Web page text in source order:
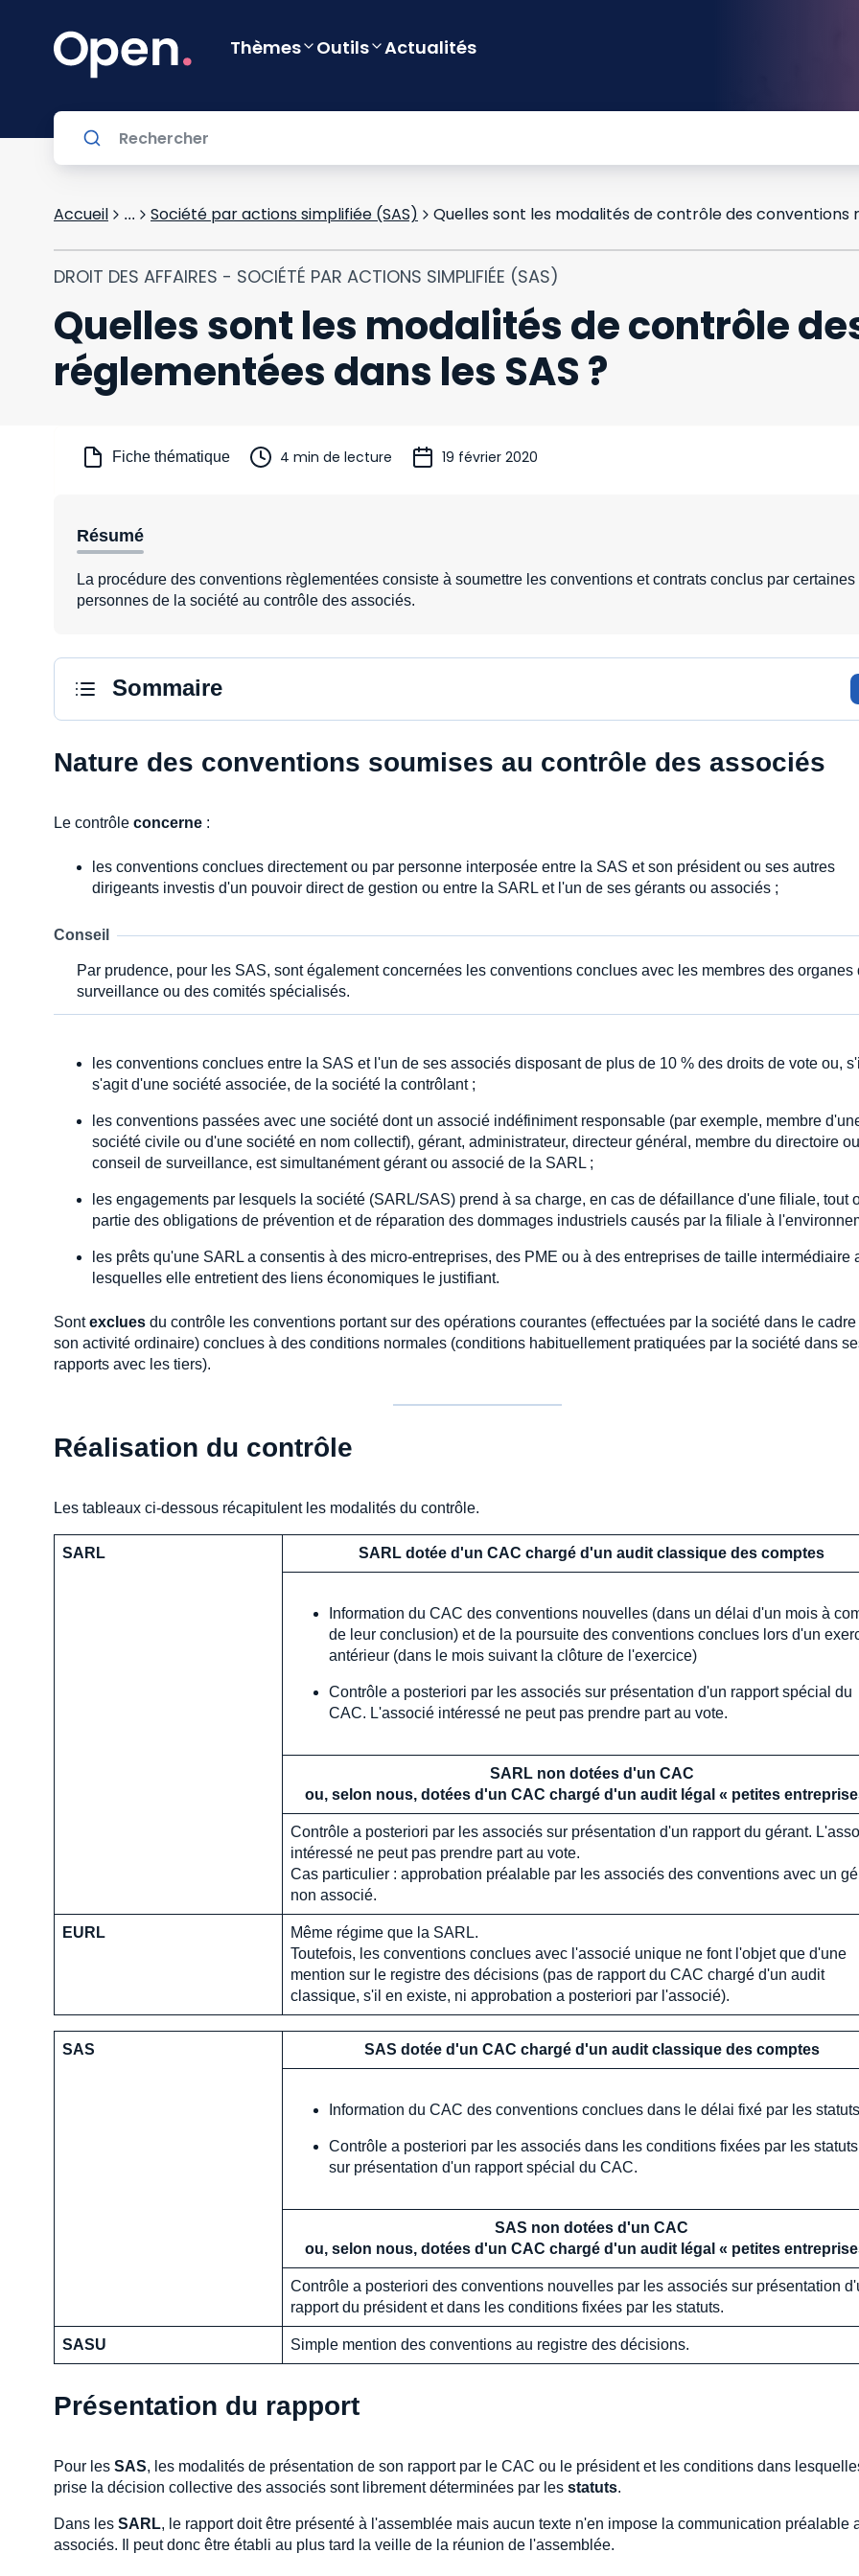
Thèmes Outils Actualités
Accueil ... Société par actions simplifiée (SAS) Quelles sont les modalités de contrôle des conventions
DROIT DES AFFAIRES - SOCIÉTÉ PAR ACTIONS SIMPLIFIÉE (SAS)
Quelles sont les modalités de contrôle
réglementées dans les SAS ?
Fiche thématique 4 min de lecture 19 février 2020
Résumé
La procédure des conventions règlementées consiste à soumettre les conventions et contrats conclus par certaines
personnes de la société au contrôle des associés.
Sommaire
Nature des conventions soumises au contrôle des associés
Le contrôle concerne :
les conventions conclues directement ou par personne interposée entre la SAS et son président ou ses autres
dirigeants investis d'un pouvoir direct de gestion ou entre la SARL et l'un de ses gérants ou associés ;
Conseil
Par prudence, pour les SAS, sont également concernées les conventions conclues avec les membres des organes
surveillance ou des comités spécialisés.
les conventions conclues entre la SAS et l'un de ses associés disposant de plus de 10 % des droits de vote ou, s'il
s'agit d'une société associée, de la société la contrôlant ;
les conventions passées avec une société dont un associé indéfiniment responsable (par exemple, membre
société civile ou d'une société en nom collectif), gérant, administrateur, directeur général, membre du directoire
conseil de surveillance, est simultanément gérant ou associé de la SARL ;
les engagements par lesquels la société (SARL/SAS) prend à sa charge, en cas de défaillance d'une filiale, tout
partie des obligations de prévention et de réparation des dommages industriels causés par la filiale à
les prêts qu'une SARL a consentis à des micro-entreprises, des PME ou à des entreprises de taille intermédiaire
lesquelles elle entretient des liens économiques le justifiant.
Sontexclues du contrôle les conventions portant sur des opérations courantes (effectuées par la société dans le cadre
son activité ordinaire) conclues à des conditions normales (conditions habituellement pratiquées par la société dans
rapports avec les tiers).
Réalisation du contrôle
Les tableaux ci-dessous récapitulent les modalités du contrôle.
SARL SARL dotée d'un CAC chargé d'un audit classique des comptes
Information du CAC des conventions nouvelles (dans un délai d'un mois à
de leur conclusion) et de la poursuite des conventions conclues lors d'un
antérieur (dans le mois suivant la clôture de l'exercice)
Contrôle a posteriori par les associés sur présentation d'un rapport spécial du
CAC. L'associé intéressé ne peut pas prendre part au vote.
SARL non dotées d'un CAC
ou, selon nous, dotées d'un CAC chargé d'un audit légal « petites
Contrôle a posteriori par les associés sur présentation d'un rapport du gérant.
intéressé ne peut pas prendre part au vote.
Cas particulier : approbation préalable par les associés des conventions avec un
non associé.
EURL
Même régime que la SARL.
Toutefois, les conventions conclues avec l'associé unique ne font l'objet que d'une
mention sur le registre des décisions (pas de rapport du CAC chargé d'un audit
classique, s'il en existe, ni approbation a posteriori par l'associé).
SAS SAS dotée d'un CAC chargé d'un audit classique des comptes
Information du CAC des conventions conclues dans le délai fixé par les statuts
Contrôle a posteriori par les associés dans les conditions fixées par les
sur présentation d'un rapport spécial du CAC.
SAS non dotées d'un CAC
ou, selon nous, dotées d'un CAC chargé d'un audit légal « petites
Contrôle a posteriori des conventions nouvelles par les associés sur présentation
rapport du président et dans les conditions fixées par les statuts.
SASU Simple mention des conventions au registre des décisions.
Présentation du rapport
Pour les SAS, les modalités de présentation de son rapport par le CAC ou le président et les conditions dans
prise la décision collective des associés sont librement déterminées par les statuts.
Dans les SARL, le rapport doit être présenté à l'assemblée mais aucun texte n'en impose la communication préalable
associés. Il peut donc être établi au plus tard la veille de la réunion de l'assemblée.